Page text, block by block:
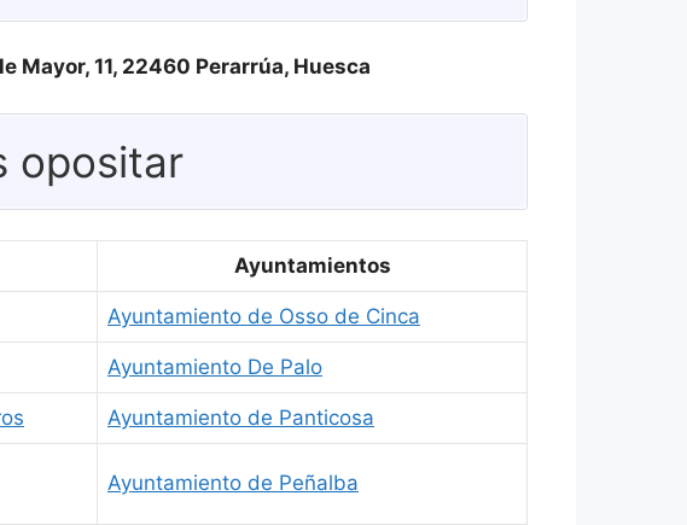
Mayor, 11, 22460 Perarrúa, Huesca
opositar
Ayuntamientos
Ayuntamiento de Osso de Cinca
Ayuntamiento De Palo
Ayuntamiento de Panticosa
Ayuntamiento de Peñalba